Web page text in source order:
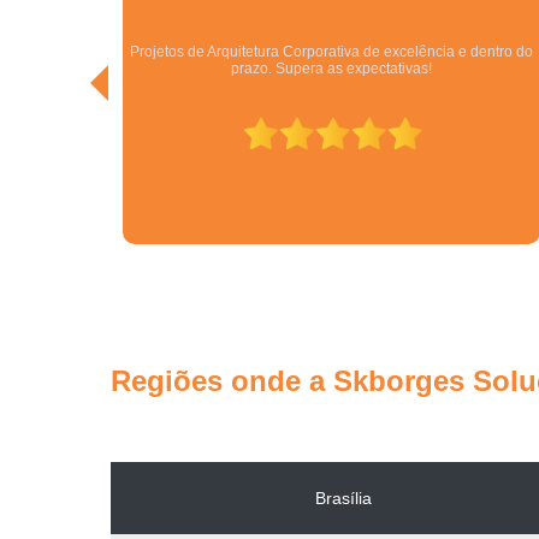
Excelentes. São especialistas no que fazem! Melhor empresa
do ramo no Centro Oeste.
Regiões onde a Skborges
Brasília